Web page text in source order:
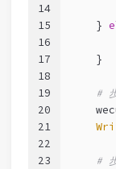
14
15
16
17
18
19
20
21
22
23
    }
    }
#
#